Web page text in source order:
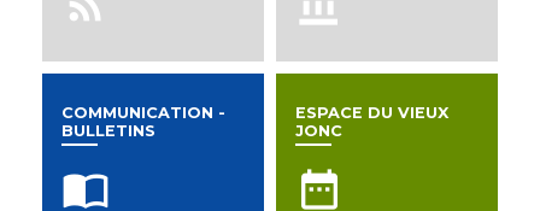
COMMUNICATION -
BULLETINS
import_contacts
ESPACE DU VIEUX
JONC
date_range